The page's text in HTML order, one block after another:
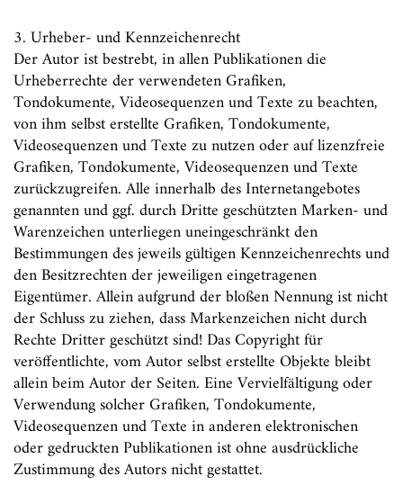
3. Urheber- und Kennzeichenrecht
Der Autor ist bestrebt, in allen Publikationen die
Urheberrechte der verwendeten Grafiken,
Tondokumente, Videosequenzen und Texte zu beachten,
von ihm selbst erstellte Grafiken, Tondokumente,
Videosequenzen und Texte zu nutzen oder auf lizenzfreie
Grafiken, Tondokumente, Videosequenzen und Texte
zurückzugreifen. Alle innerhalb des Internetangebotes
genannten und ggf. durch Dritte geschützten Marken- und
Warenzeichen unterliegen uneingeschränkt den
Bestimmungen des jeweils gültigen Kennzeichenrechts und
den Besitzrechten der jeweiligen eingetragenen
Eigentümer. Allein aufgrund der bloßen Nennung ist nicht
der Schluss zu ziehen, dass Markenzeichen nicht durch
Rechte Dritter geschützt sind! Das Copyright für
veröffentlichte, vom Autor selbst erstellte Objekte bleibt
allein beim Autor der Seiten. Eine Vervielfältigung oder
Verwendung solcher Grafiken, Tondokumente,
Videosequenzen und Texte in anderen elektronischen
oder gedruckten Publikationen ist ohne ausdrückliche
Zustimmung des Autors nicht gestattet.